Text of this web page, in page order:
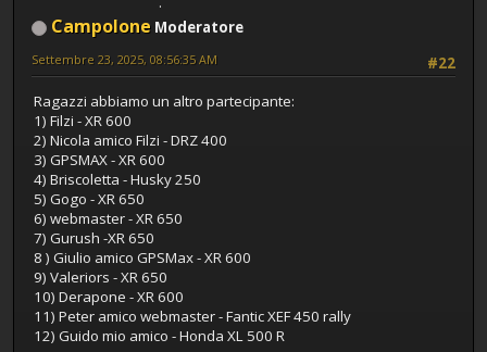
Campolone Moderatore
#22
Settembre 23, 2025, 08:56:35 AM
Ragazzi abbiamo un altro partecipante:
1) Filzi - XR 600
2) Nicola amico Filzi - DRZ 400
3) GPSMAX - XR 600
4) Briscoletta - Husky 250
5) Gogo - XR 650
6) webmaster - XR 650
7) Gurush -XR 650
8 ) Giulio amico GPSMax - XR 600
9) Valeriors - XR 650
10) Derapone - XR 600
11) Peter amico webmaster - Fantic XEF 450 rally
12) Guido mio amico - Honda XL 500 R